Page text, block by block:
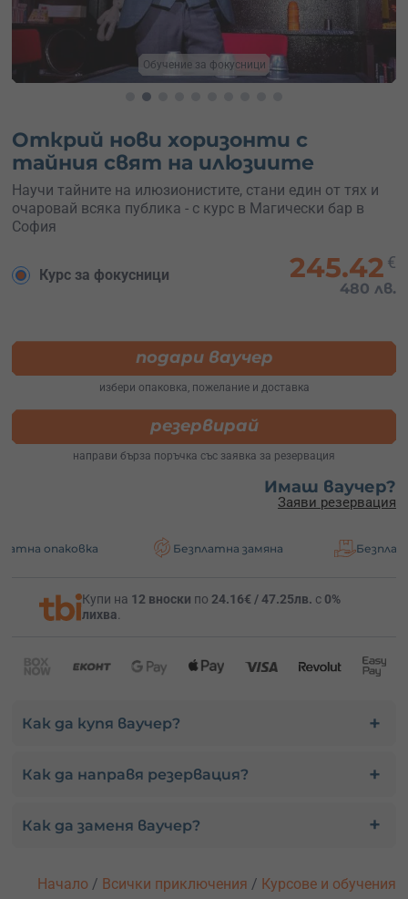
Обучение за фокусници
Открий нови хоризонти с
тайния свят на илюзиите
Научи тайните на илюзионистите, стани един от тях и
очаровай всяка публика - с курс в Магически бар в
София
Курс за фокусници 245.42 €
480 лв.
подари ваучер
избери опаковка, пожелание и доставка
резервирай
направи бърза поръчка със заявка за резервация
Имаш ваучер?
Заяви резервация
Безплатна замяна Безплатна
Купи на 12 вноски по 24.16€ / 47.25лв. с 0%
лихва.
Как да купя ваучер?
Как да направя резервация?
Как да заменя ваучер?
Начало / Всички приключения / Курсове и обучения